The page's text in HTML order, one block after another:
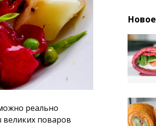
реально
поваров
Новое